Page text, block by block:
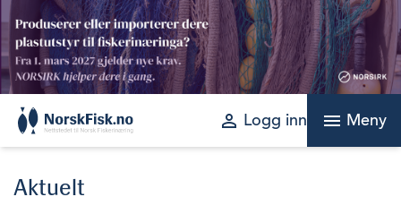
Skip
content
perm_identity Logg inn menu Meny
Aktuelt